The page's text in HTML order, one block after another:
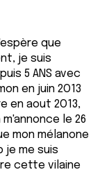
que
je suis
5 ANS avec
en juin 2O13
en aout 2O13,
le 26
mon mélanone
me suis
cette vilaine